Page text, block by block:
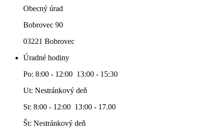
Obecný úrad
Bobrovec 90
03221 Bobrovec
Úradné hodiny
Po: 8:00 - 12:00 13:00 - 15:30
Ut: Nestránkový deň
St: 8:00 - 12:00 13:00 - 17.00
Št: Nestránkový deň